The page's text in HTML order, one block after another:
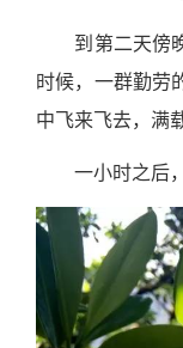
到第二天傍晚
时候，一群勤劳
中飞来飞去，满
一小时之后，